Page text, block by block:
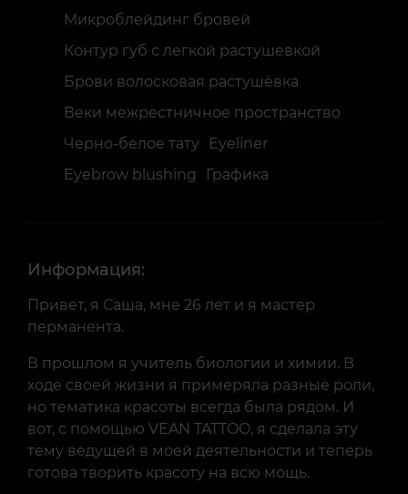
Микроблейдинг бровей
Контур губ с легкой растушевкой
Брови волосковая растушёвка
Веки межрестничное пространство
Черно-белое тату
Eyeliner
Eyebrow blushing
Графика
Информация:
Привет, я Саша, мне 26 лет и я мастер
перманента.
В прошлом я учитель биологии и химии. В
ходе своей жизни я примеряла разные роли,
но тематика красоты всегда была рядом. И
вот, с помощью VEAN TATTOO, я сделала эту
тему ведущей в моей деятельности и теперь
готова творить красоту на всю мощь.